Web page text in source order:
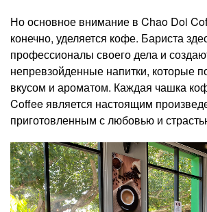
Но основное внимание в Chao Doi
конечно, уделяется кофе. Бариста
профессионалы своего дела и
непревзойденные напитки, которые
вкусом и ароматом. Каждая чашка
Coffee является настоящим
приготовленным с любовью и